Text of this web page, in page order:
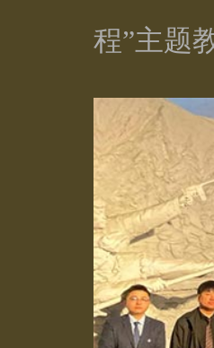
程”主题